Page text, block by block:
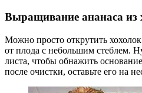
Выращивание ананаса из
Можно просто открутить хохолок
от плода с небольшим стеблем.
листа, чтобы обнажить
после очистки, оставьте его на